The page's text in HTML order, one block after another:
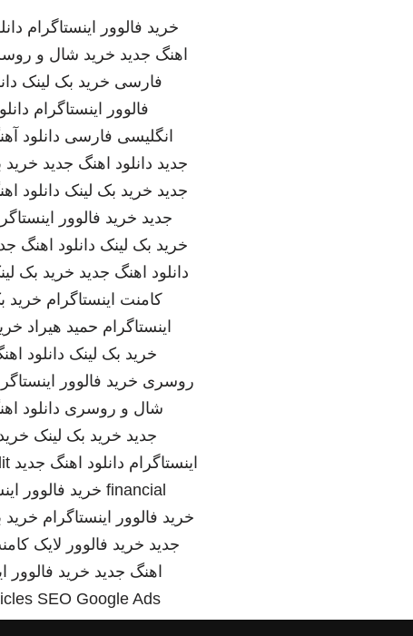
خرید فالوور اینستاگرام
اهنگ جدید خرید شال و
فارسی خرید بک لینک
فالوور اینستاگرام
انگلیسی فارسی دانلود
جدید دانلود اهنگ جدید خرید
جدید خرید بک لینک دانلود
جدید خرید فالوور
خرید بک لینک دانلود اهنگ
دانلود اهنگ جدید خرید بک
کامنت اینستاگرام خرید
اینستاگرام حمید هیراد
خرید بک لینک دانلود
روسری خرید فالوور
شال و روسری دانلود
جدید خرید بک لینک
اینستاگرام دانلود اهنگ جدید
financial خرید فالوور
خرید فالوور اینستاگرام خرید
جدید خرید فالوور لایک
اهنگ جدید خرید فالوور
SEO Google Ads